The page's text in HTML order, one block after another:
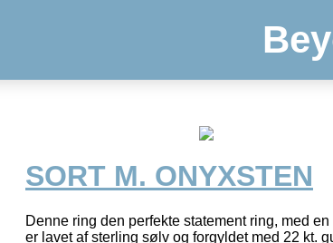
SORT M. ONYXSTEN
Denne ring den perfekte statement ring, med
er lavet af sterling sølv og forgyldet med 22 kt.